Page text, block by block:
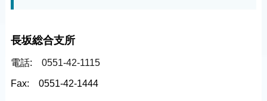
長坂総合支所
電話: 0551-42-1115
Fax: 0551-42-1444